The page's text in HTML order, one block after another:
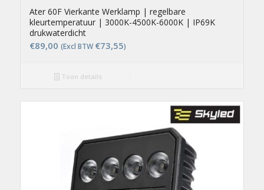
Ater 60F Vierkante Werklamp | regelbare
kleurtemperatuur | 3000K-4500K-6000K | IP69K
drukwaterdicht
€89,00 (Excl BTW €73,55)
Toon details